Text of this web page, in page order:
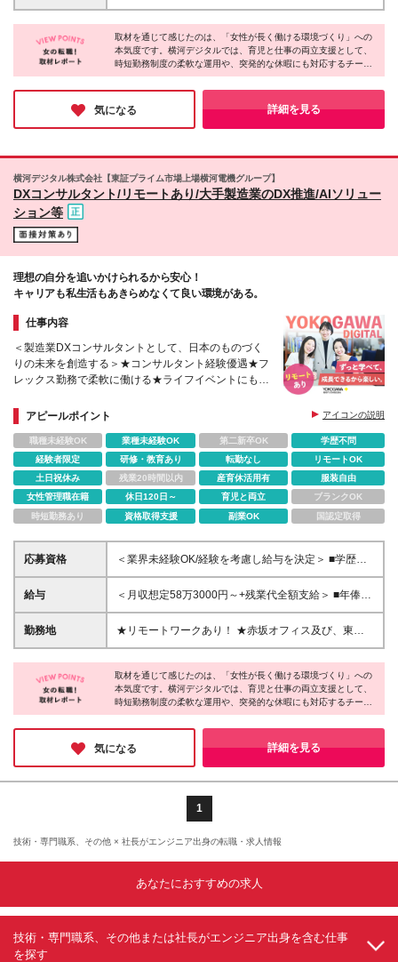
都内の各プロジェクト先にて勤務していただきます ■
赤坂オフィス 東京都港区元赤坂1丁目3-13 赤坂センタ
ービルディング15階 ※転居を伴う転勤なし ※週4出
社・週1リモートの体制でハイブリッドワークを行っ
ています！ 【出張】 ・国内出張：１～４回／月 ・海
外出張：０～１回／年 (変更の範囲)上記を除く当社関
連勤務地
取材を通じて感じたのは、「女性が長く働ける環境づくり」への
本気度です。横河デジタルでは、育児と仕事の両立支援として、
時短勤務制度の柔軟な運用や、突発的な休暇にも対応するチーム
体制が整備されています。その背景には、女性の活躍を推進する
企業の姿勢があります。実際に女性社員が数多く活躍しており、
取材に応じてくれた社員は生き生きと仕事の魅力を語ってくれま
した。まさしく、「頑張る女性を応援する企業」です！
気になる 詳細を見る
横河デジタル株式会社【東証プライム市場上場横河電機グループ】
DXコンサルタント/リモートあり/大手製造業のDX推進/AIソリュー
ション等
理想の自分を追いかけられるから安心！
キャリアも私生活もあきらめなくて良い環境がある。
仕事内容
＜製造業DXコンサルタントとして、日本のものづく
りの未来を創造する＞★コンサルタント経験優遇★フ
レックス勤務で柔軟に働ける★ライフイベントにも対
アピールポイント
アイコンの説明
職種未経験OK 業種未経験OK 第二新卒OK
学歴不問
経験者限定
研修・教育あり 転勤なし
リモートOK
土日祝休み
残業20時間以内 産育休活用有
服装自由
女性管理職在籍
休日120日～ 育児と両立
ブランクOK
時短勤務あり
資格取得支援 副業OK 国認定取得
応募資格
＜業界未経験OK/経験を考慮し給与を決定＞ ■学歴不
問 ■コンサルタントとしての経験をお持ちの方 →IT業
界や製造業での経験があれば歓迎します！ ＜求める
レンジする意欲がある方 □製造業の発展に貢献したい
という意欲がある方 □顧客と深く向き合い、本質的な
給与
＜月収想定58万3000円～+残業代全額支給＞ ■年俸制
(12分割)： 700万円～1200万円 ※経験・スキルを考
慮し決定します ※残業代は別途支給します ※試用期間
年収1200万円～2000万円を想定しています。 ※管理
職としての採用の場合は残業代が発生しません
勤務地
★リモートワークあり！ ★赤坂オフィス及び、東京
都内の各プロジェクト先にて勤務していただきます ■
赤坂オフィス 東京都港区元赤坂1丁目3-13 赤坂センタ
ービルディング15階 ※転居を伴う転勤なし ※週4出
社・週1リモートの体制でハイブリッドワークを行っ
ています！ 【出張】 ・国内出張：１～４回／月 ・海
外出張：０～１回／年 (変更の範囲)上記を除く当社関
連勤務地
取材を通じて感じたのは、「女性が長く働ける環境づくり」への
本気度です。横河デジタルでは、育児と仕事の両立支援として、
時短勤務制度の柔軟な運用や、突発的な休暇にも対応するチーム
体制が整備されています。その背景には、女性の活躍を推進する
企業の姿勢があります。実際に女性社員が数多く活躍しており、
取材に応じてくれた社員は生き生きと仕事の魅力を語ってくれま
した。まさしく、「頑張る女性を応援する企業」です！
気になる 詳細を見る
1
技術・専門職系、その他 × 社長がエンジニア出身の転職・求人情報
あなたにおすすめの求人
技術・専門職系、その他または社長がエンジニア出身を含む仕事
を探す